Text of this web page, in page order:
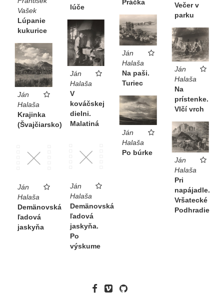
Vašek
Lúpanie
kukurice
lúče
Práčka
Večer v
parku
Ján
Halaša
Na paši.
Turiec
Ján
Halaša
V
kováčskej
dielni.
Malatiná
Ján
Halaša
Na
prístenke.
Vlčí vrch
Ján
Halaša
Krajinka
(Švajčiarsko)
Ján
Halaša
Po búrke
Ján
Halaša
Pri
napájadle.
Vršatecké
Podhradie
Ján
Halaša
Demänovská
ľadová
jaskyňa.
Po
výskume
Ján
Halaša
Demänovská
ľadová
jaskyňa